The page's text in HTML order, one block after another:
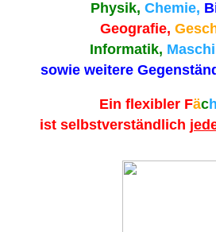
Physik, Chemie,
Geografie,
Informatik,
sowie weitere
Ein flexibler Fäch
ist selbstverständlich